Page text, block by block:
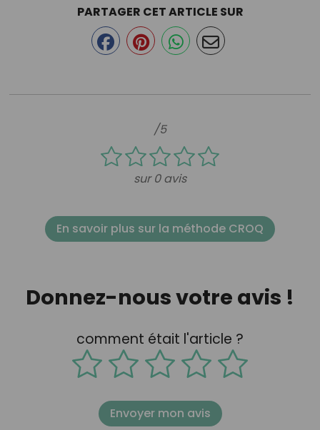
/5
sur 0 avis
PARTAGER CET ARTICLE SUR
En savoir plus sur la méthode CROQ
Donnez-nous votre avis !
comment était l'article ?
Envoyer mon avis